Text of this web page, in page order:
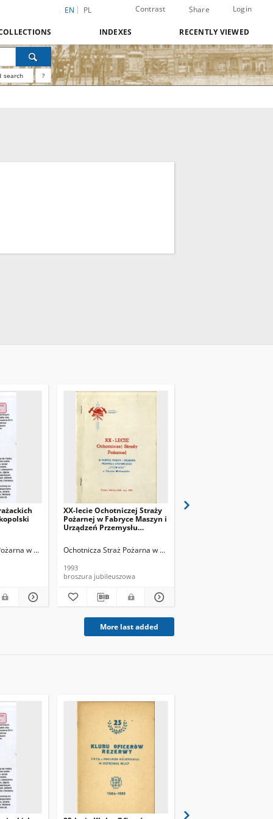
EN PL Contrast Share Login
INDEXES RECENTLY VIEWED
search ?
w Ostrowie Wielkopolskim
XX-lecie Ochotniczej Straży
Pożarnej w Fabryce Maszyn i
Urządzeń Przemysłu
Ostrowie Wielkopolskim,
[1993]
Ochotnicza Straż Pożarna w Ostrowie Wielkopolskim
1993
broszura jubileuszowa
More last added